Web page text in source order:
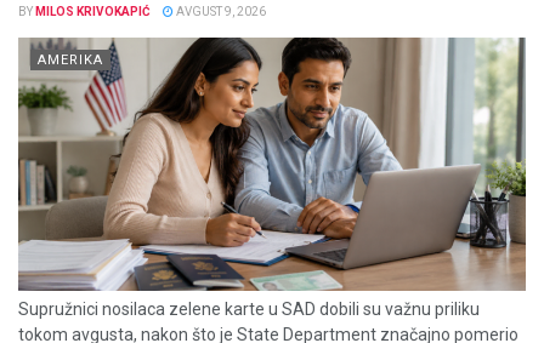
BY MILOS KRIVOKAPIĆ AVGUST 9, 2026
AMERIKA
Supružnici nosilaca zelene karte u SAD dobili su važnu priliku
tokom avgusta, nakon što je State Department značajno pomerio